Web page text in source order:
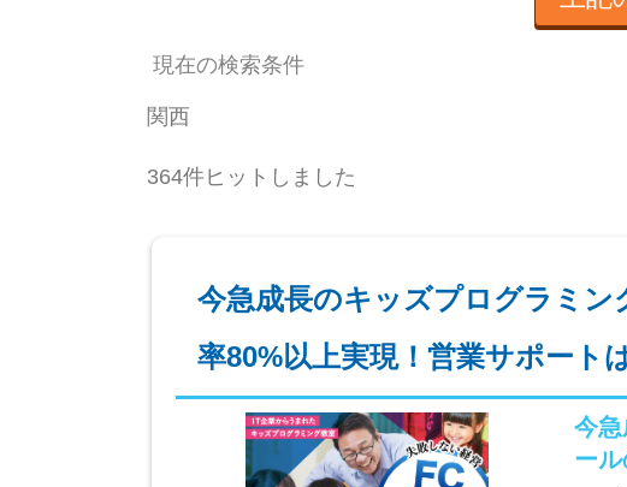
現在の検索条件
関西
364件ヒットしました
今急成長のキッズプログラミ
率80%以上実現！営業サポート
今
ール